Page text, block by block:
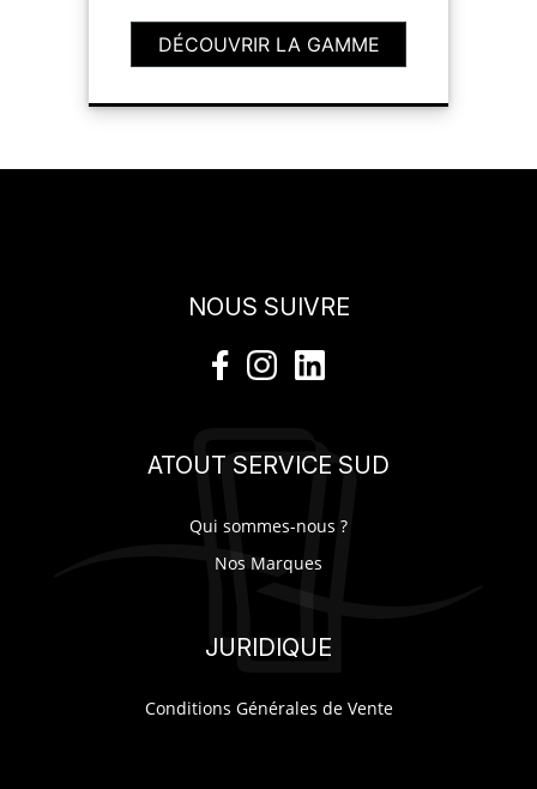
DÉCOUVRIR LA GAMME
NOUS SUIVRE
ATOUT SERVICE SUD
Qui sommes-nous ?
Nos Marques
JURIDIQUE
Conditions Générales de Vente